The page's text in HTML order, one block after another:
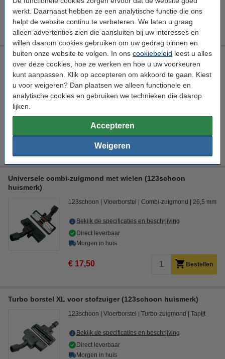
werkt. Daarnaast hebben ze een analytische functie die ons
helpt de website continu te verbeteren. We laten u graag
alleen advertenties zien die aansluiten bij uw interesses en
willen daarom cookies gebruiken om uw gedrag binnen en
buiten onze website te volgen. In ons cookiebeleid leest u alles
over deze cookies, hoe ze werken en hoe u uw voorkeuren
kunt aanpassen. Klik op accepteren om akkoord te gaan. Kiest
u voor weigeren? Dan plaatsen we alleen functionele en
analytische cookies en gebruiken we technieken die daarop
lijken.
Accepteren
Weigeren
HG adviesprijs
€ 5,49 Bestellen
Universeel stofzuiger-opzetstuk 32 mm plumeau (123schoon
huismerk)
123schoon Opzetborstel Plumeauborstel
Bekijk de specificaties en beschrijving
Morgen in huis
Universele combi-zuigmond met wielen (123schoon
huismerk)
123schoon Vloerborstel Combi-zuigmond 26,5 mm
Bekijk de specificaties en beschrijving
Direct leverbaar
Morgen in huis
€ 17,50 Bestellen
Turbo borstel XL voor stofzuiger (123schoon huismerk)
123schoon Vloerborstel Turbo-zuigmond Tapijt
Bekijk de specificaties en beschrijving
Direct leverbaar
Morgen in huis